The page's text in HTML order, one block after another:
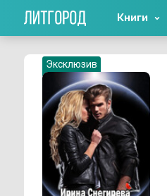
Эксклюзив
Книги